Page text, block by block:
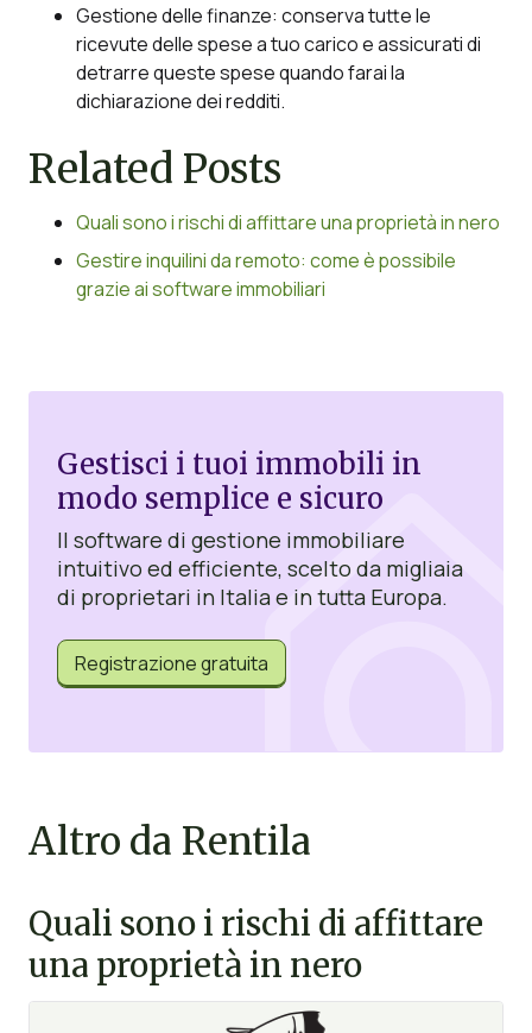
Gestione delle finanze: conserva tutte le
ricevute delle spese a tuo carico e assicurati di
detrarre queste spese quando farai la
dichiarazione dei redditi.
Related Posts
Quali sono i rischi di affittare una proprietà in nero
Gestire inquilini da remoto: come è possibile
grazie ai software immobiliari
Gestisci i tuoi immobili in
modo semplice e sicuro
Il software di gestione immobiliare
intuitivo ed efficiente, scelto da migliaia
di proprietari in Italia e in tutta Europa.
Registrazione gratuita
Altro da Rentila
Quali sono i rischi di affittare
una proprietà in nero